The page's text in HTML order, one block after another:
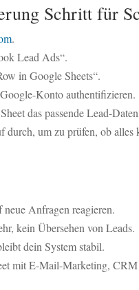
Schritt für
.
Lead Ads“.
in Google Sheets“.
Konto authentifizieren.
das passende Lead-
durch, um zu prüfen, ob
Anfragen reagieren.
kein Übersehen von Leads.
dein System stabil.
mit E-Mail-Marketing,